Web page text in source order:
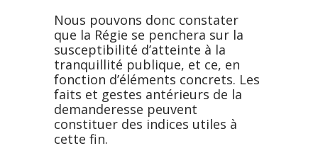
Nous pouvons donc constater
que la Régie se penchera sur la
susceptibilité d’atteinte à la
tranquillité publique, et ce, en
fonction d’éléments concrets. Les
faits et gestes antérieurs de la
demanderesse peuvent
constituer des indices utiles à
cette fin.